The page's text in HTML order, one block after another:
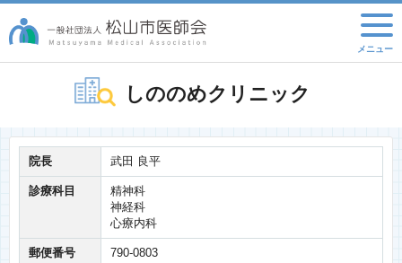
しののめクリニック
院長 武田 良平
診療科目
精神科
神経科
心療内科
郵便番号 790-0803